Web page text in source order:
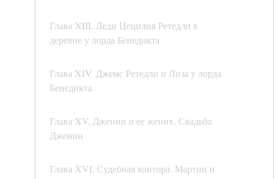
Глава XIII. Леди Цецилия Ретедли в
деревне у лорда Бенедикта
Глава XIV. Джемс Ретедли и Лиза у лорда
Бенедикта
Глава XV. Дженни и ее жених. Свадьба
Дженни
Глава XVI. Судебная контора. Мартин и